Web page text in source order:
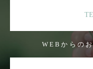
WEBからの